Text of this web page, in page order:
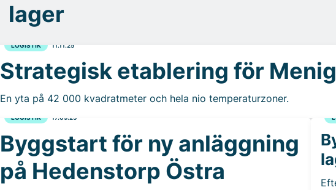
lager
LOGISTIK 11.11.25
Strategisk etablering för
En yta på 42 000 kvadratmeter och hela nio temperaturzoner.
LOGISTIK 17.09.25
Byggstart för ny anläggning
på Hedenstorp Östra